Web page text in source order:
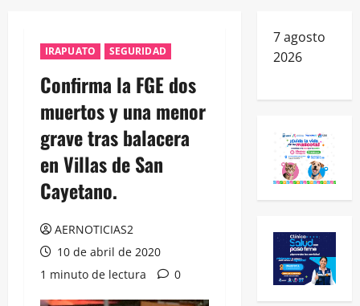
IRAPUATO SEGURIDAD
Confirma la FGE dos
muertos y una menor
grave tras balacera
en Villas de San
Cayetano.
AERNOTICIAS2
10 de abril de 2020
1 minuto de lectura
0
7 agosto
2026